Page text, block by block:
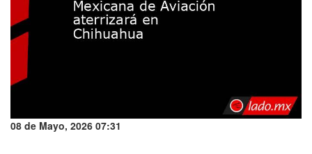
08 de Mayo, 2026 07:31